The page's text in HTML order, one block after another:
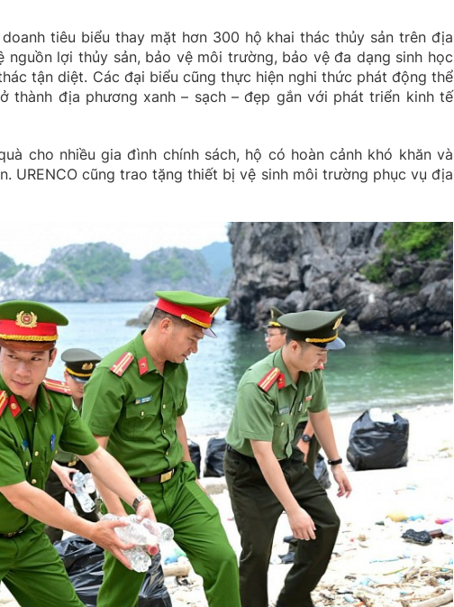
tiêu biểu thay mặt hơn 300 hộ khai thác thủy sản trên địa
lợi thủy sản, bảo vệ môi trường, bảo vệ đa dạng sinh học
tận diệt. Các đại biểu cũng thực hiện nghi thức phát động thể
thành địa phương xanh – sạch – đẹp gắn với phát triển kinh tế
cho nhiều gia đình chính sách, hộ có hoàn cảnh khó khăn và
URENCO cũng trao tặng thiết bị vệ sinh môi trường phục vụ địa